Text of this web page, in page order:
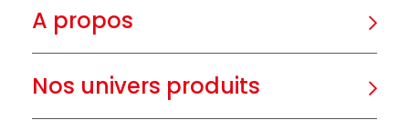
A propos
Nos univers produits